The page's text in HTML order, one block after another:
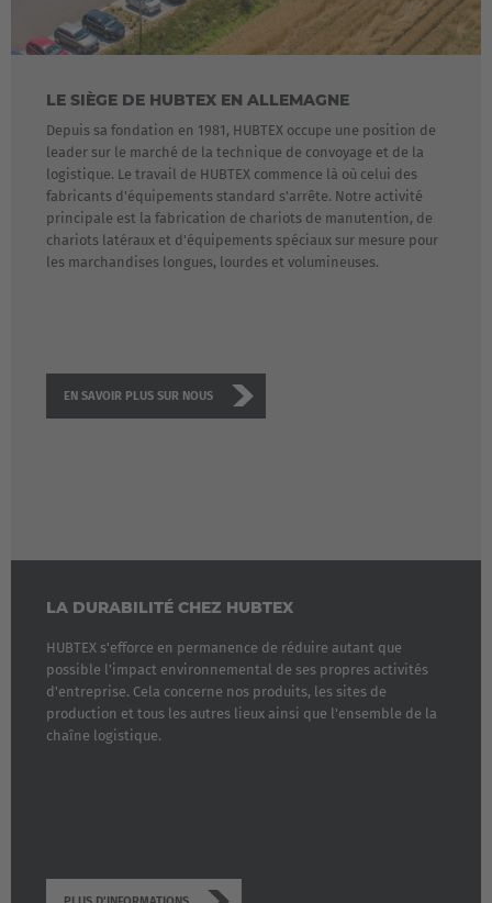
Belgium
LE SIÈGE DE HUBTEX EN ALLEMAGNE
Depuis sa fondation en 1981, HUBTEX occupe une position de
leader sur le marché de la technique de convoyage et de la
logistique. Le travail de HUBTEX commence là où celui des
fabricants d'équipements standard s'arrête. Notre activité
principale est la fabrication de chariots de manutention, de
chariots latéraux et d'équipements spéciaux sur mesure pour
les marchandises longues, lourdes et volumineuses.
EN SAVOIR PLUS SUR NOUS
LA DURABILITÉ CHEZ HUBTEX
HUBTEX s'efforce en permanence de réduire autant que
possible l'impact environnemental de ses propres activités
d'entreprise. Cela concerne nos produits, les sites de
production et tous les autres lieux ainsi que l'ensemble de la
chaîne logistique.